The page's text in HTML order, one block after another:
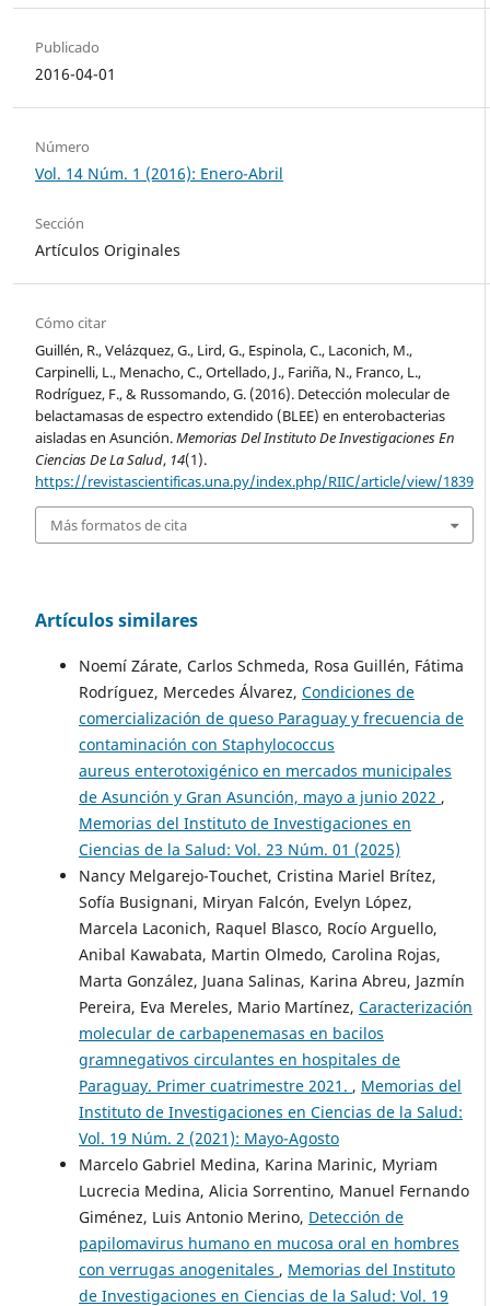
Publicado
2016-04-01
Número
Vol. 14 Núm. 1 (2016): Enero-Abril
Sección
Artículos Originales
Cómo citar
Guillén, R., Velázquez, G., Lird, G., Espinola, C., Laconich, M.,
Carpinelli, L., Menacho, C., Ortellado, J., Fariña, N., Franco, L.,
Rodríguez, F., & Russomando, G. (2016). Detección molecular de
belactamasas de espectro extendido (BLEE) en enterobacterias
aisladas en Asunción.Memorias Del Instituto De Investigaciones En
Ciencias De La Salud, 14(1).
https://revistascientificas.una.py/index.php/RIIC/article/view/1839
Más formatos de cita
Artículos similares
Noemí Zárate, Carlos Schmeda, Rosa Guillén, Fátima
Rodríguez, Mercedes Álvarez, Condiciones de
comercialización de queso Paraguay y frecuencia de
contaminación con Staphylococcus
aureus enterotoxigénico en mercados municipales
de Asunción y Gran Asunción, mayo a junio 2022 ,
Memorias del Instituto de Investigaciones en
Ciencias de la Salud: Vol. 23 Núm. 01 (2025)
Nancy Melgarejo-Touchet, Cristina Mariel Brítez,
Sofía Busignani, Miryan Falcón, Evelyn López,
Marcela Laconich, Raquel Blasco, Rocío Arguello,
Anibal Kawabata, Martin Olmedo, Carolina Rojas,
Marta González, Juana Salinas, Karina Abreu, Jazmín
Pereira, Eva Mereles, Mario Martínez, Caracterización
molecular de carbapenemasas en bacilos
gramnegativos circulantes en hospitales de
Paraguay. Primer cuatrimestre 2021. , Memorias del
Instituto de Investigaciones en Ciencias de la Salud:
Vol. 19 Núm. 2 (2021): Mayo-Agosto
Marcelo Gabriel Medina, Karina Marinic, Myriam
Lucrecia Medina, Alicia Sorrentino, Manuel Fernando
Giménez, Luis Antonio Merino, Detección de
papilomavirus humano en mucosa oral en hombres
con verrugas anogenitales , Memorias del Instituto
de Investigaciones en Ciencias de la Salud: Vol. 19